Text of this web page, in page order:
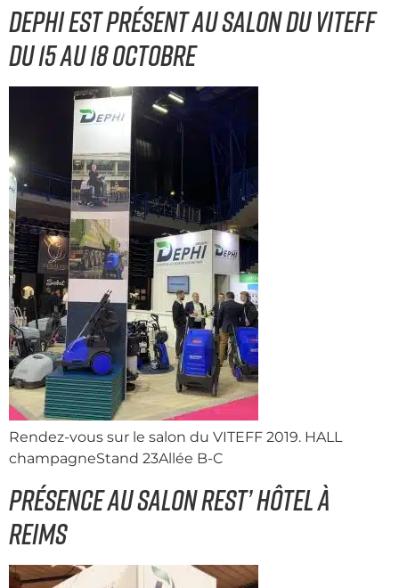
DEPHI est présent au salon du VITEFF
du 15 au 18 octobre
Rendez-vous sur le salon du VITEFF 2019. HALL
champagneStand 23Allée B-C
Présence au salon rest’ hôtel à
Reims